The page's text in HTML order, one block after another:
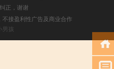
正，谢谢
接盈利性广告及商业合作
男孩